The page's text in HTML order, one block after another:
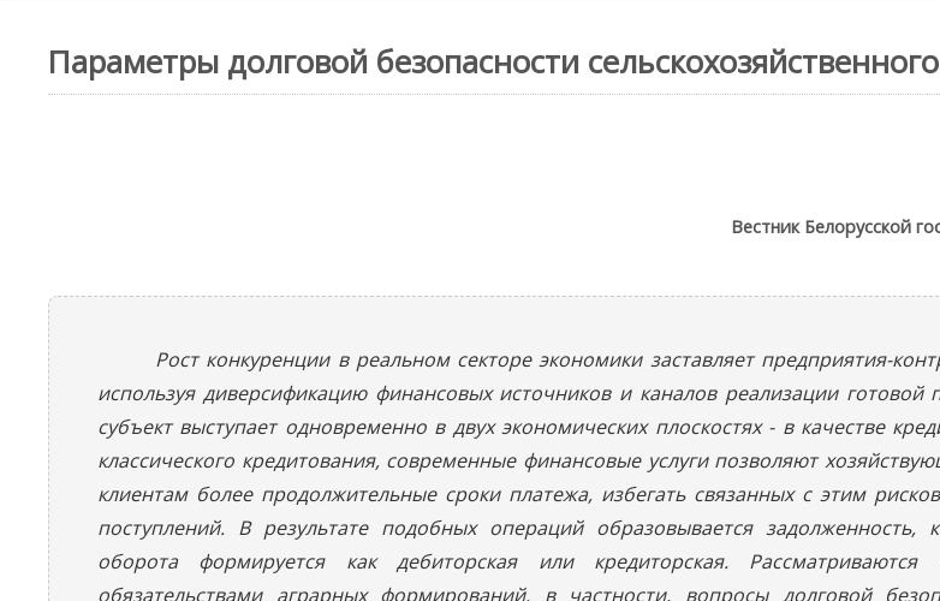
Параметры долговой безопасности
Вестник Белорусской
Рост конкуренции в реальном секторе экономики заставляет предприятия-
используя диверсификацию финансовых источников и каналов реализации
субъект выступает одновременно в двух экономических плоскостях - в качестве
классического кредитования, современные финансовые услуги позволяют
клиентам более продолжительные сроки платежа, избегать связанных с этим
поступлений. В результате подобных операций образовывается задолженность,
оборота формируется как дебиторская или кредиторская.
обязательствами аграрных формирований, в частности, вопросы долговой